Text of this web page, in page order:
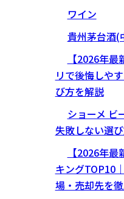
ワイン
貴州茅台酒(
【2026年
リで後悔しや
び方を解説
ショーメ ビ
失敗しない選
【2026年
キングTOP10
場・売却先を